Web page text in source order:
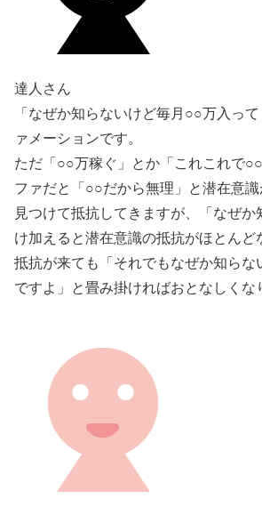
達人さん
「なぜか知らないけど毎月○○万入っ
ァメーションです。
ただ「○○万稼ぐ」とか「これこれで
ファだと「○○だから無理」と潜在意
見つけて抵抗してきますが、「なぜ
け加えると潜在意識の抵抗がほとんど
抵抗が来ても「それでもなぜか知らな
ですよ」と畳み掛ければおとなしくな